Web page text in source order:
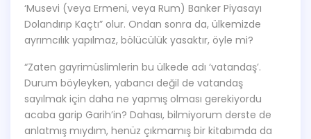
‘Musevi (veya Ermeni, veya Rum) Banker Piyasayı
Dolandırıp Kaçtı” olur. Ondan sonra da, ülkemizde
ayrımcılık yapılmaz, bölücülük yasaktır, öyle mi?
“Zaten gayrimüslimlerin bu ülkede adı ‘vatandaş’.
Durum böyleyken, yabancı değil de vatandaş
sayılmak için daha ne yapmış olması gerekiyordu
acaba garip Garih’in? Dahası, bilmiyorum derste de
anlatmış mıydım, henüz çıkmamış bir kitabımda da